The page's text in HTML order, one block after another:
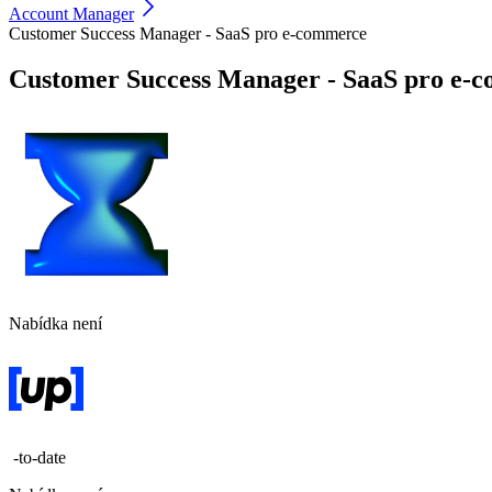
Account Manager
Customer Success Manager - SaaS pro e-commerce
Customer Success Manager - SaaS pro e-
Nabídka není
-to-date